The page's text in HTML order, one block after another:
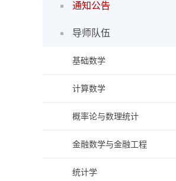
通知公告
导师队伍
基础数学
计算数学
概率论与数理统计
金融数学与金融工程
统计学